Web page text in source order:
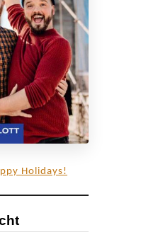
a
d
a
Holidays!